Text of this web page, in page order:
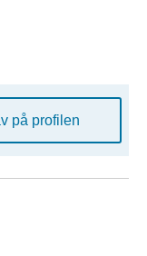
på profilen